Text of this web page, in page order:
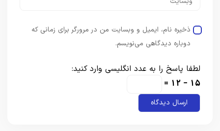
ذخیره نام، ایمیل و وبسایت من در مرورگر برای زمانی که
دوباره دیدگاهی می‌نویسم.
لطفا پاسخ را به عدد انگلیسی وارد کنید:
15 − 12 =